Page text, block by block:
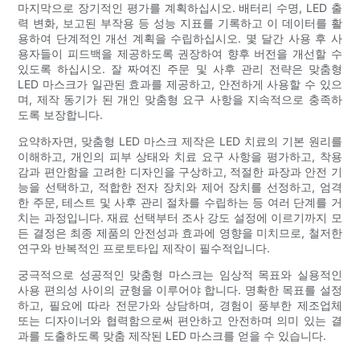
마지막으로 장기적인 평가를 계획하십시오. 배터리 수명, LED 출
력 변화, 보고된 부작용 등 성능 지표를 기록하고 이 데이터를 활
용하여 단계적인 개선 계획을 수립하십시오. 몇 달간 사용 후 사
용자들이 피드백을 제공하도록 권장하여 향후 버전을 개선할 수
있도록 하십시오. 잘 짜여진 주문 및 사후 관리 전략은 맞춤형
LED 마스크가 일관된 효과를 제공하고, 안전하게 사용할 수 있으
며, 제작 동기가 된 개인 맞춤형 요구 사항을 지속적으로 충족하
도록 보장합니다.
요약하자면, 맞춤형 LED 마스크 제작은 LED 치료의 기본 원리를
이해하고, 개인의 피부 상태와 치료 요구 사항을 평가하고, 착용
감과 편안함을 고려한 디자인을 구상하고, 적절한 파장과 안전 기
능을 선택하고, 적합한 전자 장치와 제어 장치를 선정하고, 엄격
한 주문, 테스트 및 사후 관리 절차를 수립하는 등 여러 단계를 거
치는 과정입니다. 재료 선택부터 조사 강도 설정에 이르기까지 모
든 결정은 최종 제품의 안전성과 효과에 영향을 미치므로, 철저한
연구와 반복적인 프로토타입 제작이 필수적입니다.
궁극적으로 성공적인 맞춤형 마스크는 임상적 목표와 실용적인
사용 편의성 사이의 균형을 이루어야 합니다. 명확한 목표를 설정
하고, 필요에 따라 전문가와 상담하며, 경험이 풍부한 제조업체
또는 디자이너와 협력함으로써 편안하고 안전하며 의미 있는 결
과를 도출하도록 맞춤 제작된 LED 마스크를 얻을 수 있습니다.